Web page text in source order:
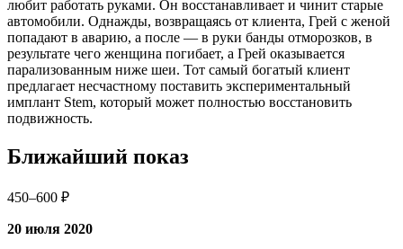
любит работать руками. Он восстанавливает и чинит старые
автомобили. Однажды, возвращаясь от клиента, Грей с женой
попадают в аварию, а после — в руки банды отморозков, в
результате чего женщина погибает, а Грей оказывается
парализованным ниже шеи. Тот самый богатый клиент
предлагает несчастному поставить экспериментальный
имплант Stem, который может полностью восстановить
подвижность.
Ближайший показ
450–600 ₽
20 июля 2020